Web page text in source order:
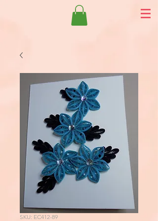
SKU: EC412-89